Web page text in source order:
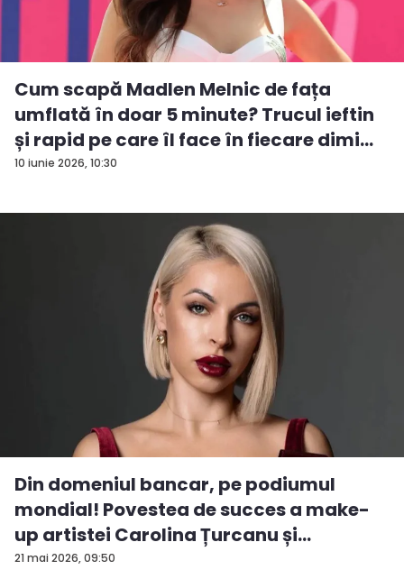
10 iunie 2026, 10:30
Cum scapă Madlen Melnic de fața
umflată în doar 5 minute? Trucul ieftin
și rapid pe care îl face în fiecare dimi...
21 mai 2026, 09:50
Din domeniul bancar, pe podiumul
mondial! Povestea de succes a make-
up artistei Carolina Țurcanu și
tendințe...